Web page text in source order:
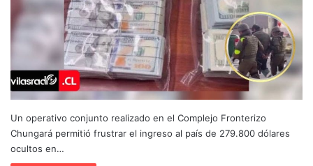
Un operativo conjunto realizado en el Complejo Fronterizo
Chungará permitió frustrar el ingreso al país de 279.800 dólares
ocultos en…